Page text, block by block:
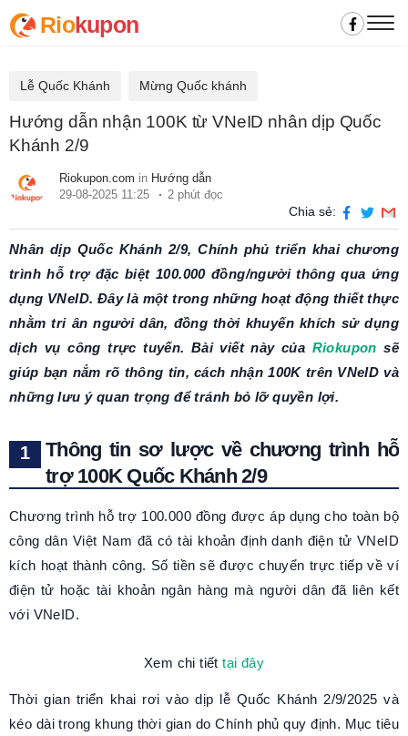
Riokupon
Lễ Quốc Khánh Mừng Quốc khánh
Hướng dẫn nhận 100K từ VNeID nhân dịp Quốc
Khánh 2/9
Riokupon.com in Hướng dẫn
29-08-2025 11:25
2 phút đọc
Chia sẻ:
Nhân dịp Quốc Khánh 2/9, Chính phủ triển khai chương
trình hỗ trợ đặc biệt 100.000 đồng/người thông qua ứng
dụng VNeID. Đây là một trong những hoạt động thiết thực
nhằm tri ân người dân, đồng thời khuyến khích sử dụng
dịch vụ công trực tuyến. Bài viết này của Riokuponsẽ
giúp bạn nắm rõ thông tin, cách nhận 100K trên VNeID và
những lưu ý quan trọng để tránh bỏ lỡ quyền lợi.
Thông tin sơ lược về chương trình hỗ
trợ 100K Quốc Khánh 2/9
Chương trình hỗ trợ 100.000 đồng được áp dụng cho toàn bộ
công dân Việt Nam đã có tài khoản định danh điện tử VNeID
kích hoạt thành công. Số tiền sẽ được chuyển trực tiếp về ví
điện tử hoặc tài khoản ngân hàng mà người dân đã liên kết
với VNeID.
Xem chi tiếttại đây
Thời gian triển khai rơi vào dịp lễ Quốc Khánh 2/9/2025 và
kéo dài trong khung thời gian do Chính phủ quy định. Mục tiêu